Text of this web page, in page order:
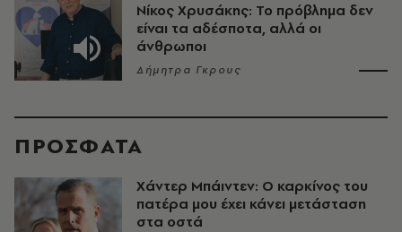
Νίκος Χρυσάκης: Το πρόβλημα δεν
είναι τα αδέσποτα, αλλά οι
άνθρωποι
Δήμητρα Γκρους
ΠΡΟΣΦΑΤΑ
Χάντερ Μπάιντεν: Ο καρκίνος του
πατέρα μου έχει κάνει μετάσταση
στα οστά